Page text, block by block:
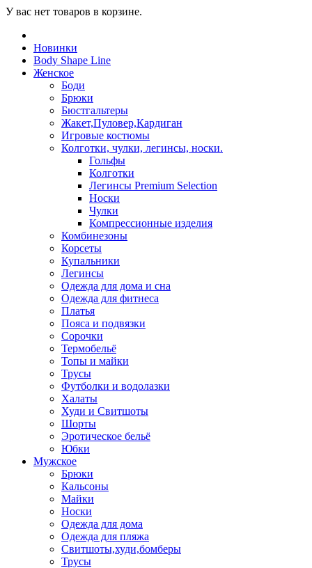
У вас нет товаров в корзине.
Новинки
Body Shape Line
Женское
Боди
Брюки
Бюстгальтеры
Жакет,Пуловер,Кардиган
Игровые костюмы
Колготки, чулки, легинсы, носки.
Гольфы
Колготки
Легинсы Premium Selection
Носки
Чулки
Компрессионные изделия
Комбинезоны
Корсеты
Купальники
Легинсы
Одежда для дома и сна
Одежда для фитнеса
Платья
Пояса и подвязки
Сорочки
Термобельё
Топы и майки
Трусы
Футболки и водолазки
Халаты
Худи и Свитшоты
Шорты
Эротическое бельё
Юбки
Мужское
Брюки
Кальсоны
Майки
Носки
Одежда для дома
Одежда для пляжа
Свитшоты,худи,бомберы
Трусы